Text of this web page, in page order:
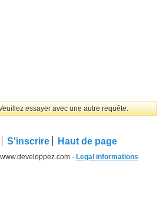
essayer avec une autre requête.
S'inscrire Haut de page
- Legal informations